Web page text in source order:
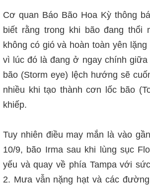
Cơ quan Báo Bão Hoa Kỳ thông
biết rằng trong khi bão đang thổi
không có gió và hoàn toàn yên
vì lúc đó là đang ở ngay chính giữa
bão (Storm eye) lệch hướng sẽ
nhiều khi tạo thành cơn lốc bão
khiếp.
Tuy nhiên điều may mắn là vào
10/9, bão Irma sau khi lùng sục
yếu và quay về phía Tampa với
2. Mưa vẫn nặng hạt và các